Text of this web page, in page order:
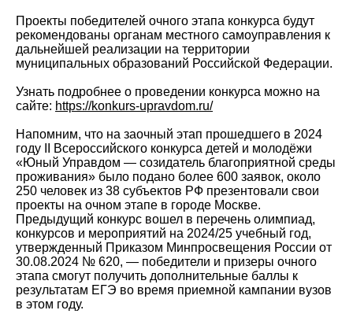
Проекты победителей очного этапа конкурса будут
рекомендованы органам местного самоуправления к
дальнейшей реализации на территории
муниципальных образований Российской Федерации.
Узнать подробнее о проведении конкурса можно на
сайте: https://konkurs-upravdom.ru/
Напомним, что на заочный этап прошедшего в 2024
году II Всероссийского конкурса детей и молодёжи
«Юный Управдом — созидатель благоприятной среды
проживания» было подано более 600 заявок, около
250 человек из 38 субъектов РФ презентовали свои
проекты на очном этапе в городе Москве.
Предыдущий конкурс вошел в перечень олимпиад,
конкурсов и мероприятий на 2024/25 учебный год,
утвержденный Приказом Минпросвещения России от
30.08.2024 № 620, — победители и призеры очного
этапа смогут получить дополнительные баллы к
результатам ЕГЭ во время приемной кампании вузов
в этом году.